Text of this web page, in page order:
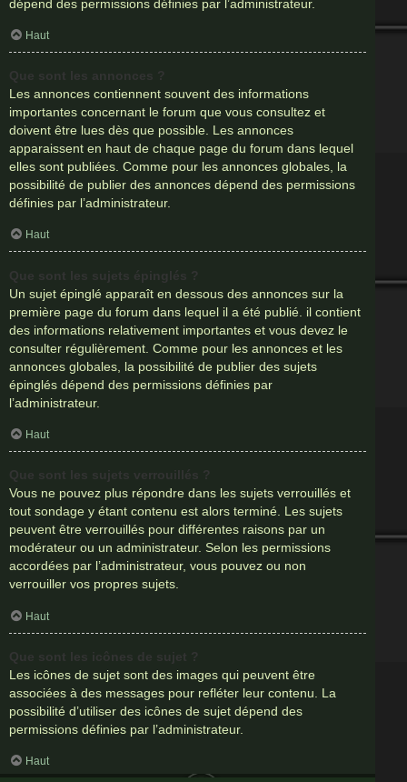
dépend des permissions définies par l’administrateur.
Haut
Les annonces contiennent souvent des informations
importantes concernant le forum que vous consultez et
doivent être lues dès que possible. Les annonces
apparaissent en haut de chaque page du forum dans lequel
elles sont publiées. Comme pour les annonces globales, la
possibilité de publier des annonces dépend des permissions
définies par l’administrateur.
Haut
Un sujet épinglé apparaît en dessous des annonces sur la
première page du forum dans lequel il a été publié. il contient
des informations relativement importantes et vous devez le
consulter régulièrement. Comme pour les annonces et les
annonces globales, la possibilité de publier des sujets
épinglés dépend des permissions définies par
l’administrateur.
Haut
Vous ne pouvez plus répondre dans les sujets verrouillés et
tout sondage y étant contenu est alors terminé. Les sujets
peuvent être verrouillés pour différentes raisons par un
modérateur ou un administrateur. Selon les permissions
accordées par l’administrateur, vous pouvez ou non
verrouiller vos propres sujets.
Haut
Les icônes de sujet sont des images qui peuvent être
associées à des messages pour refléter leur contenu. La
possibilité d’utiliser des icônes de sujet dépend des
permissions définies par l’administrateur.
Haut